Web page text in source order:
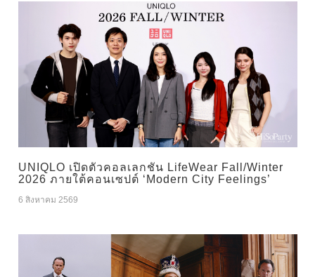
UNIQLO เปิดตัวคอลเลกชัน LifeWear Fall/Winter
2026 ภายใต้คอนเซปต์ ‘Modern City Feelings’
6 สิงหาคม 2569